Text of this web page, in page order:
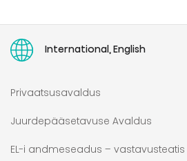
International, English
Privaatsusavaldus
Juurdepääsetavuse Avaldus
EL-i andmeseadus – vastavusteatis